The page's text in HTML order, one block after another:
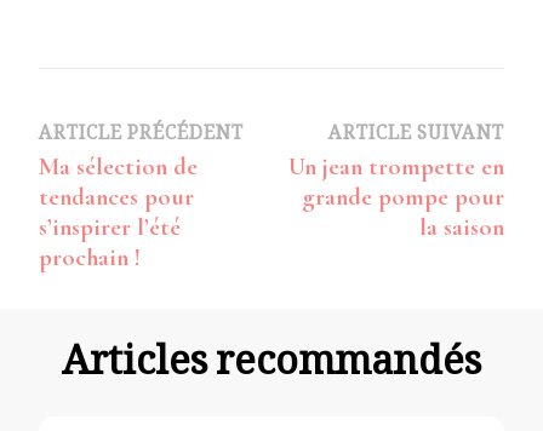
Navigation
d’article
ARTICLE PRÉCÉDENT
Ma sélection de
tendances pour
s’inspirer l’été
prochain !
ARTICLE SUIVANT
Un jean trompette en
grande pompe pour
la saison
Articles recommandés